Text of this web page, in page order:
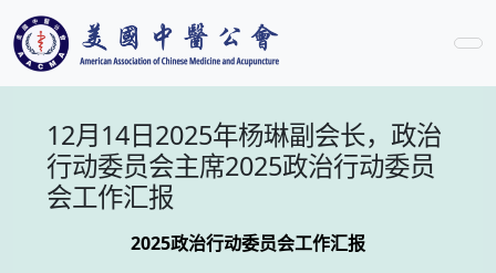
12月14日2025年杨琳副会长，政治
行动委员会主席2025政治行动委员
会工作汇报
2025政治行动委员会工作汇报